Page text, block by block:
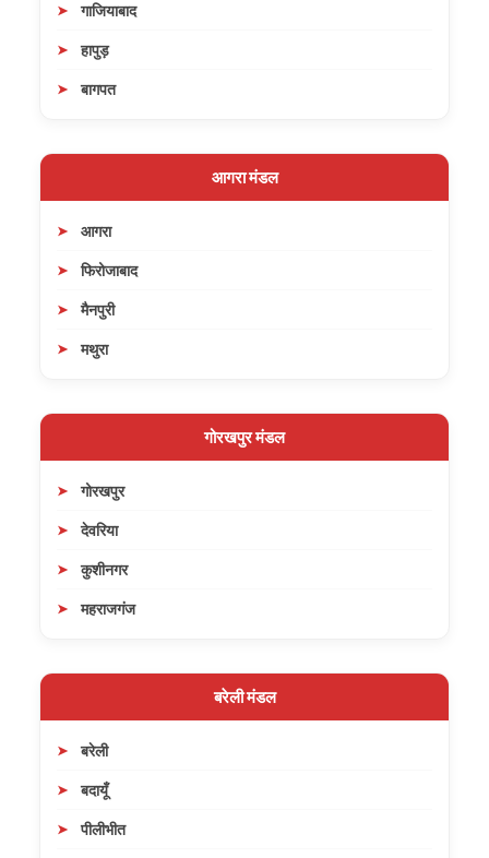
गाजियाबाद
हापुड़
बागपत
आगरा मंडल
आगरा
फिरोजाबाद
मैनपुरी
मथुरा
गोरखपुर मंडल
गोरखपुर
देवरिया
कुशीनगर
महराजगंज
बरेली मंडल
बरेली
बदायूँ
पीलीभीत